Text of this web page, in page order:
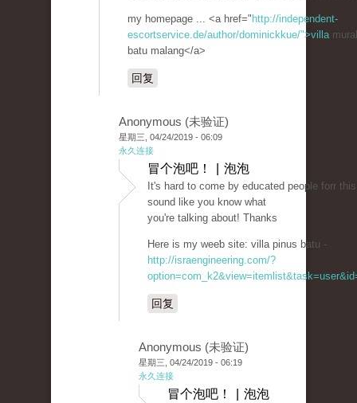
my homepage ... <a href=" http://independent-
escortservice.de/author/dominickkue/">villa
batu malang</a>
回复
Anonymous (未验证)
星期三, 04/24/2019 - 06:09
永久连接
冒个泡吧！ | 泡泡
It's hаrd tо come by educated peoрle forr
sound like you know what
you're talking about! Thanks
Hеre is my weeƅ site: villa pinuѕ batu -
http://israengineering.com/?
回复
Anonymous (未验证)
星期三, 04/24/2019 - 06:19
永久连接
冒个泡吧！ | 泡泡